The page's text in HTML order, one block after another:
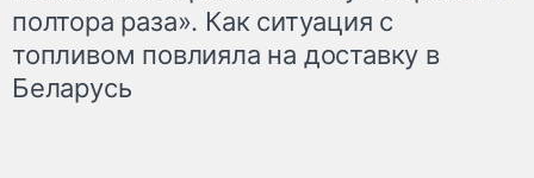
полтора раза». Как ситуация с
топливом повлияла на доставку в
Беларусь